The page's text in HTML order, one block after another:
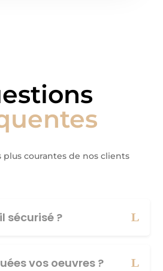
plus courantes de nos clients
sécurisé ?
vos oeuvres ?